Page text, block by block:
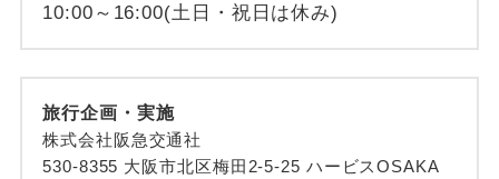
10:00～16:00(土日・祝日は休み)
旅行企画・実施
株式会社阪急交通社
530-8355 大阪市北区梅田2-5-25 ハービスOSAKA